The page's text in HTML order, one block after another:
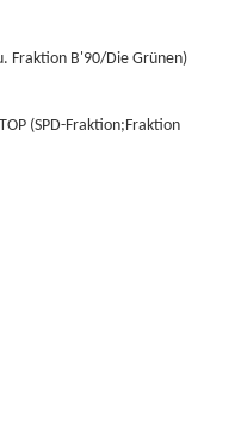
Fraktion B'90/Die Grünen)
(SPD-Fraktion;Fraktion